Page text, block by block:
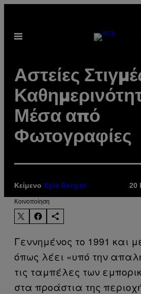
περιεχόμενο
Ανοίξτε
Αστείες
Μέσα από
Φωτογραφίες
Κείμενο Kyle Berger 20
Kοινοποίηση
Γεννημένος το 1991 και
όπως λέει «υπό την
τις ταμπέλες των
στα προάστια της